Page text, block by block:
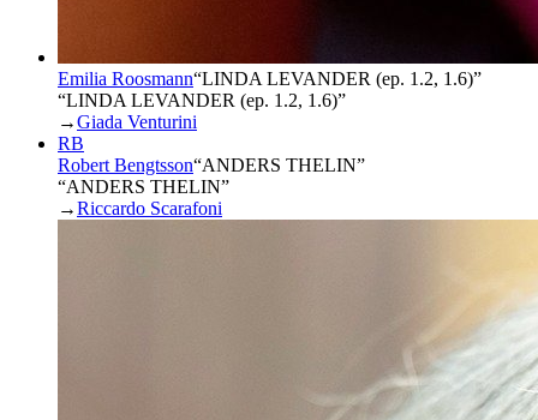
Emilia Roosmann“LINDA LEVANDER (ep. 1.2, 1.6)”
“LINDA LEVANDER (ep. 1.2, 1.6)”
→Giada Venturini
RB
Robert Bengtsson“ANDERS THELIN”
“ANDERS THELIN”
→Riccardo Scarafoni